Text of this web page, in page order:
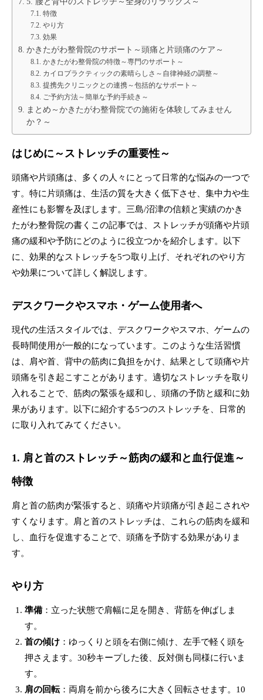
特徴
やり方
効果
かきたがわ整骨院のサポート～頭痛と片頭痛のケア～
かきたがわ整骨院の特徴～専門のサポート～
カイロプラクティックの素晴らしさ～自律神経の調整～
提携先クリニックとの連携～包括的なサポート～
ご予約方法～簡単な予約手続き～
まとめ～かきたがわ整骨院での施術を体験してみません
か？～
はじめに～ストレッチの重要性～
頭痛や片頭痛は、多くの人々にとって日常的な悩みの一つで
す。特に片頭痛は、生活の質を大きく低下させ、集中力や生
産性にも影響を及ぼします。三島/沼津の信頼と実績のかき
たがわ整骨院の書くこの記事では、ストレッチが頭痛や片頭
痛の緩和や予防にどのように役立つかを紹介します。以下
に、効果的なストレッチを5つ取り上げ、それぞれのやり方
や効果について詳しく解説します。
デスクワークやスマホ・ゲーム使用者へ
現代の生活スタイルでは、デスクワークやスマホ、ゲームの
長時間使用が一般的になっています。このような生活習慣
は、肩や首、背中の筋肉に負担をかけ、結果として頭痛や片
頭痛を引き起こすことがあります。適切なストレッチを取り
入れることで、筋肉の緊張を緩和し、頭痛の予防と緩和に効
果があります。以下に紹介する5つのストレッチを、日常的
に取り入れてみてください。
1. 肩と首のストレッチ～筋肉の緩和と血行促進～
特徴
肩と首の筋肉が緊張すると、頭痛や片頭痛が引き起こされや
すくなります。肩と首のストレッチは、これらの筋肉を緩和
し、血行を促進することで、頭痛を予防する効果がありま
す。
やり方
準備：立った状態で肩幅に足を開き、背筋を伸ばしま
す。
首の傾け ：ゆっくりと頭を右側に傾け、左手で軽く頭を
押さえます。30秒キープした後、反対側も同様に行いま
す。
肩の回転：両肩を前から後ろに大きく回転させます。10